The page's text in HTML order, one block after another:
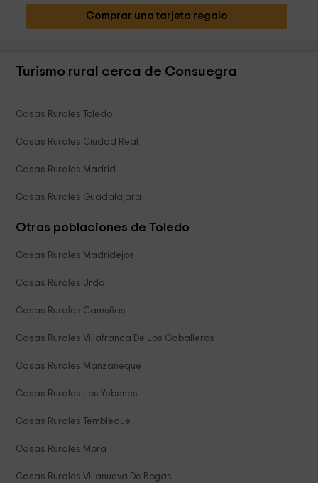
Comprar una tarjeta regalo
Turismo rural cerca de Consuegra
Casas Rurales Toledo
Casas Rurales Ciudad Real
Casas Rurales Madrid
Casas Rurales Guadalajara
Otras poblaciones de Toledo
Casas Rurales Madridejos
Casas Rurales Urda
Casas Rurales Camuñas
Casas Rurales Villafranca De Los Caballeros
Casas Rurales Manzaneque
Casas Rurales Los Yebenes
Casas Rurales Tembleque
Casas Rurales Mora
Casas Rurales Villanueva De Bogas